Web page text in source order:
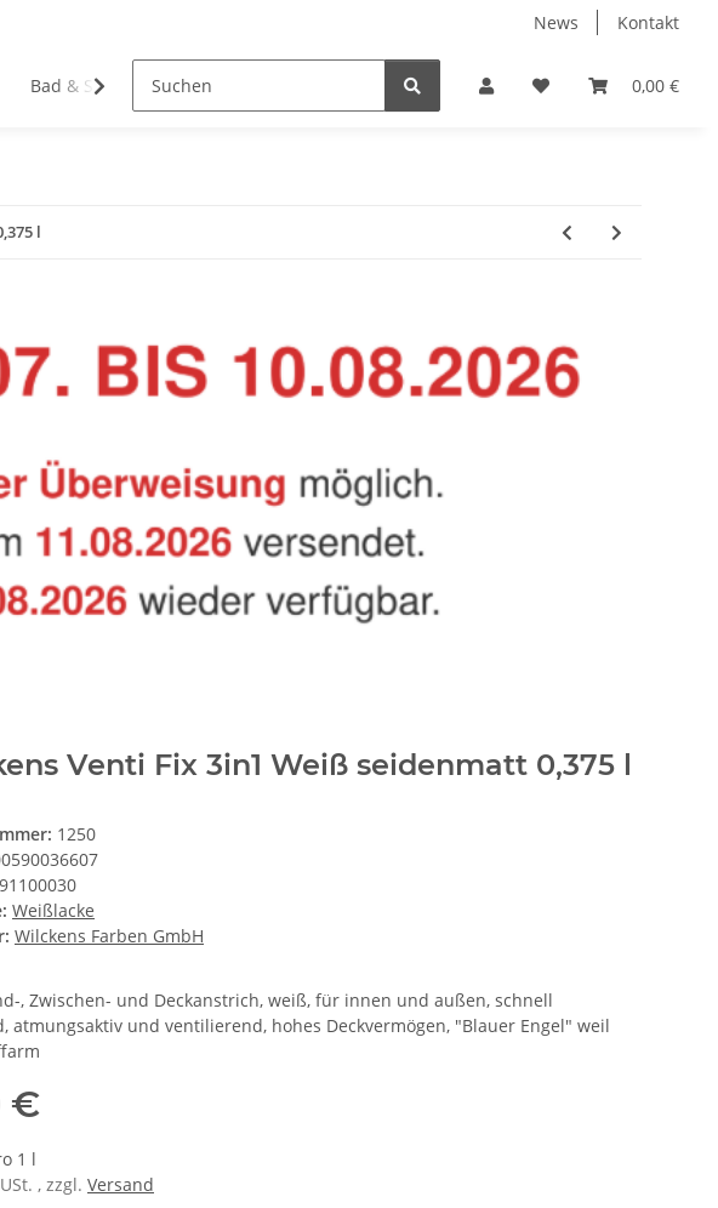
News Kontakt
0,00 €
Bad & Sanitär Belüftung & Entlüftung
l
Venti Fix 3in1 Weiß seidenmatt 0,375 l
1250
Weißlacke
Wilckens Farben GmbH
, Zwischen- und Deckanstrich, weiß, für innen und außen, schnell
atmungsaktiv und ventilierend, hohes Deckvermögen, "Blauer Engel" weil
€
1 l
, zzgl. Versand